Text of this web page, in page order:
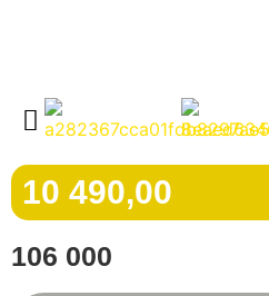
10 490,00
106 000